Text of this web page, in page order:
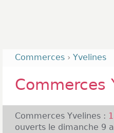
Commerces › Yvelines
Commerces
Commerces Yvelines :
ouverts le dimanche 9